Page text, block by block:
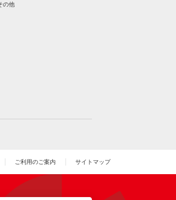
の他
ご利用のご案内 サイトマップ